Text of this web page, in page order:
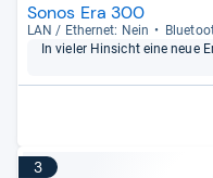
Sonos Era 300
LAN / Ether­net: Nein
In vie­ler Hin­sicht eine neue
3